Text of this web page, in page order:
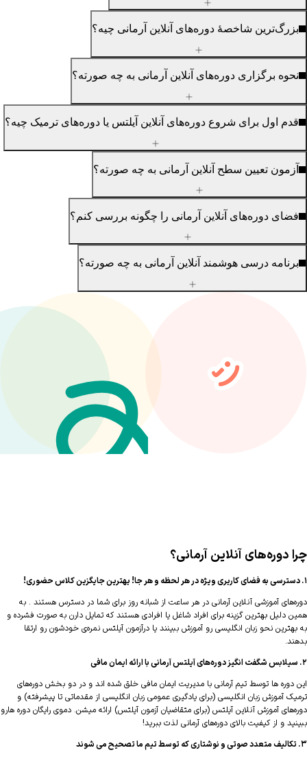
شاخصهٔ دوره‌های آنلاین آرمانی چیه؟
برگزاری دوره‌های آنلاین آرمانی به چه صورته؟
اول برای شروع دوره‌های آنلاین آیلتس یا دوره‌های ترمیک چیه؟
تعیین سطح آنلاین آرمانی به چه صورته؟
دوره‌های آنلاین آرمانی را چگونه بررسی کنم؟
درسی هوشمند آنلاین آرمانی به چه صورته؟
دوره‌های آنلاین آرمانی؟
آموزشی آنلاین آرمانی در هر ساعت از شبانه روز برای شما در دسترس هستند . به
دلیل بهترین گزینه برای افراد شاغل یا افرادی هستند که تمایل دارن به صورت فشرده و
نحو زبان انگلیسی رو آموزش ببینند یا درآزمون آیلتس نمره‌ی خودشون رو ارتقا
ها توسط تیم آرمانی با مدیریت ایمان مافی خلق شده اند و در دو بخش دوره‌های
آموزش زبان انگلیسی (برای یادگیری عمومی زبان انگلیسی از مقدماتی تا پیشرفته) و
آموزش آنلاین آیلتس (برای متقاضیان آزمون آیلتس) ارائه میشن. دموی رایگان دوره هارو
و از کیفیت بالای دوره‌های آرمانی لذت ببرید!